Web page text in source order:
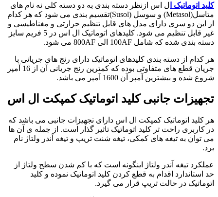
کلید اتوماتیک ا ل اس ازنظر دسته بندی به دو دسته کلی نه نام های
متاسل(Metasol) و سوسل (Susol)تقسیم بندی می شود که هر کدام
از این دو سری دارای مدل های قابل تنظیم حرارتی و مغناطیسی و
غیر قابل تنظیم می شود. کلیدهای اتوماتیک ال اس در 5 فریم سایز
دسته بندی شده که شامل 100AF الی 800AF می شود.
هر کدام از دسته بندی کلیدهای اتوماتیک دارای رنج های جریانی با
جریان قطع های متفاوتی بوده که کمترین رنج جریانی آن از 16 آمپر
شروع شده و بیشترین آمپر آن 1600 آمپر می باشد.
تجهیزات جانبی کلید اتوماتیک کمپکت ال اس
هر کلید اتوماتیک کمپکت ال اس دارای تجهیزات جانبی می باشد که
در کاربری راحت تر کلید اتوماتیک تاثیر گذار است. از جمله ی آن ها
می توان به تیغه های کمکی، تیغه شنت تریپ و تیغه آندر ولتاژ نام
برد.
عملکرد تیغه آندر ولتاژ اینگونه است که با کم شدن سطح ولتاژ از
حد استاندارد اقدام به قطع کردن کلید اتوماتیک نموده و کلید
اتوماتیک در حالت تریپ قرار می گیرد.